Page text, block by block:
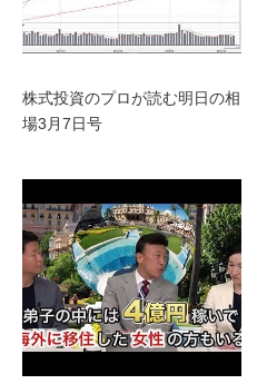
株式投資のプロが読む明日の相
場3月7日号